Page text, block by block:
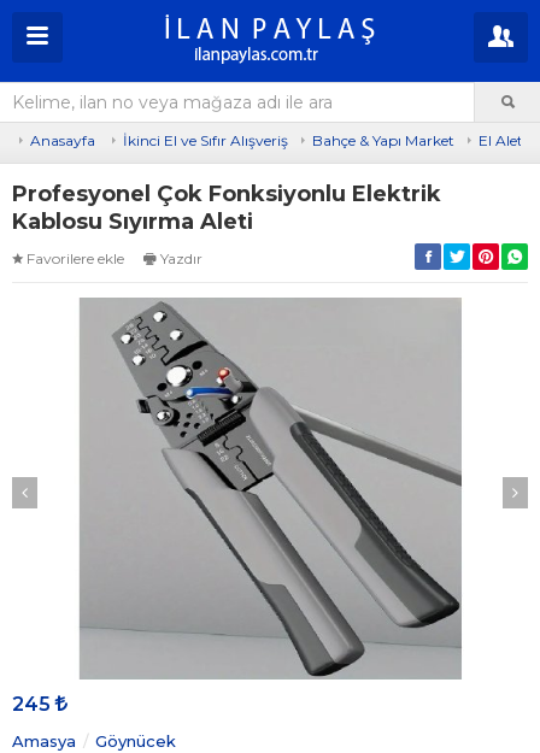
Anasayfa İkinci El ve Sıfır Alışveriş Bahçe & Yapı Market El
Profesyonel Çok Fonksiyonlu Elektrik
Kablosu Sıyırma Aleti
Favorilere ekle Yazdır
245
Amasya
Göynücek